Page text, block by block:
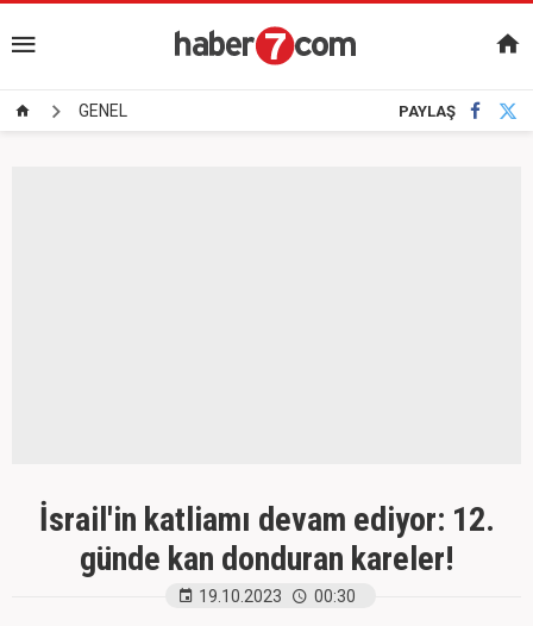
GENEL PAYLAŞ
İsrail'in katliamı devam ediyor: 12.
günde kan donduran kareler!
19.10.2023 00:30